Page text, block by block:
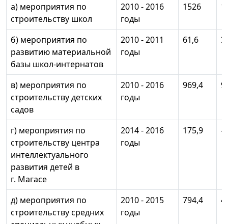
а) мероприятия по
строительству школ
2010 - 2016
годы
1526
б) мероприятия по
развитию материальной
базы школ-интернатов
2010 - 2011
годы
61,6
в) мероприятия по
строительству детских
садов
2010 - 2016
годы
969,4
г) мероприятия по
строительству центра
интеллектуального
развития детей в
г. Магасе
2014 - 2016
годы
175,9 -
д) мероприятия по
строительству средних
2010 - 2015
годы
794,4